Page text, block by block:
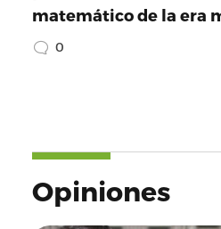
matemático de la era
0
Opiniones